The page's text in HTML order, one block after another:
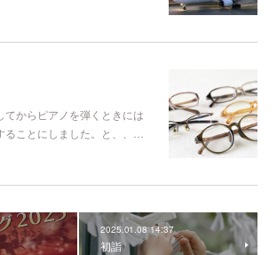
てからピアノを弾くときには
ることにしました。と、、…
2025.01.08 14:37
初詣